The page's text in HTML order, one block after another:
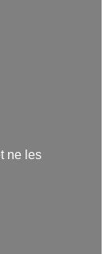
ne les